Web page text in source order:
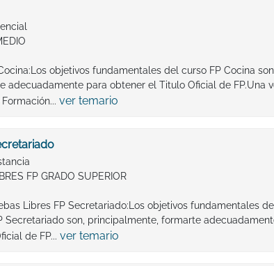
objetivos fundamentales del curso FP Cocina
adecuadamente para obtener el Titulo Oficial de FP.Una
ver temario
FP GRADO SUPERIOR
Libres FP Secretariado:Los objetivos fundamentales
Secretariado son, principalmente, formarte
de FP... ver temario